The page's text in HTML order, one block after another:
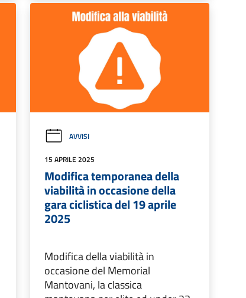
AVVISI
15 APRILE 2025
Modifica temporanea della
viabilità in occasione della
gara ciclistica del 19 aprile
2025
Modifica della viabilità in
occasione del Memorial
Mantovani, la classica